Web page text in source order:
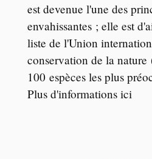
est devenue l'une des
envahissantes ; elle est
liste de l'Union
conservation de la
100 espèces les plus
Plus d'informations ici